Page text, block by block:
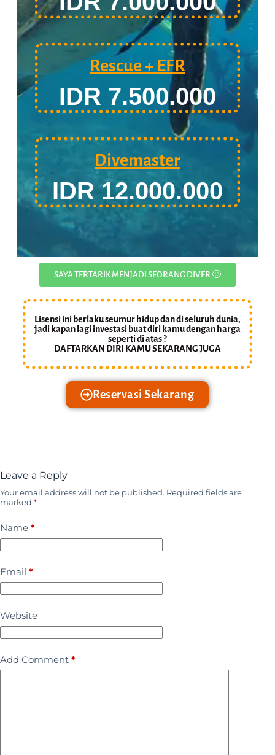
Rescue + EFR
IDR 7.500.000
Divemaster
IDR 12.000.000
SAYA TERTARIK MENJADI SEORANG DIVER 🙂
Lisensi ini berlaku seumur hidup dan di seluruh dunia,
jadi kapan lagi investasi buat diri kamu dengan harga
seperti di atas ?
DAFTARKAN DIRI KAMU SEKARANG JUGA
Reservasi Sekarang
Leave a Reply
Your email address will not be published. Required fields are
marked *
Name *
Email *
Website
Add Comment *